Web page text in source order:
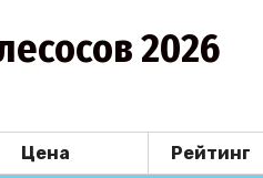
2026
Цена Рейтинг